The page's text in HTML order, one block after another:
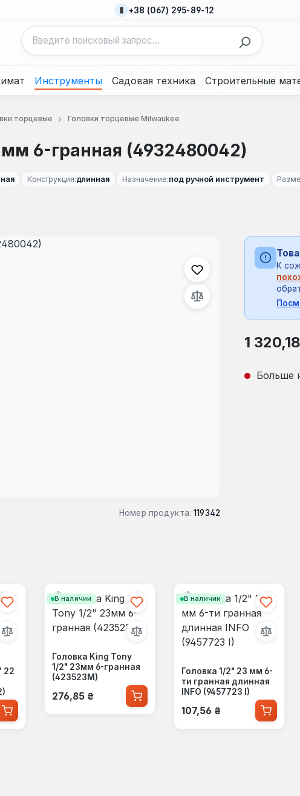
+38 (067) 295-89-12
Инструменты Садовая техника Строительные
торцевые Головки торцевые Milwaukee
6-гранная (4932480042)
Конструкция:длинная Назначение:под ручной инструмент
Номер продукта: 119342
К
Обычная
1
Больше
22
В наличии
Головка King Tony
1/2" 23мм 6-гранная
(423523M)
Обычная цена:
276,85 ₴
В наличии
Головка 1/2" 23 мм 6-
ти гранная длинная
INFO (9457723 I)
Обычная цена:
107,56 ₴